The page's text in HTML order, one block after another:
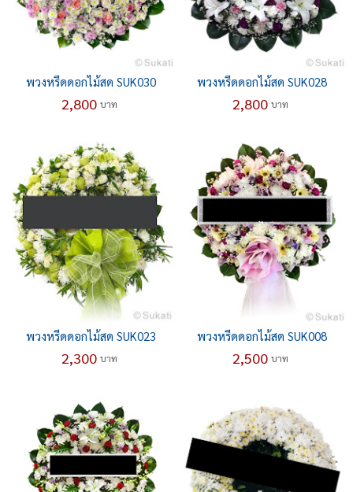
พวงหรีดดอกไม้สด SUK030
2,800 บาท
พวงหรีดดอกไม้สด SUK028
2,800 บาท
พวงหรีดดอกไม้สด SUK023
2,300 บาท
พวงหรีดดอกไม้สด SUK008
2,500 บาท